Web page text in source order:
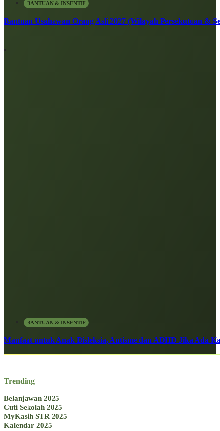
BANTUAN & INSENTIF
Bantuan Usahawan Orang Asli 2027 (Wilayah Persekutuan &
BANTUAN & INSENTIF
Manfaat untuk Anak Disleksia, Autisme dan ADHD Jika Ada
Trending
Belanjawan 2025
Cuti Sekolah 2025
MyKasih STR 2025
Kalendar 2025